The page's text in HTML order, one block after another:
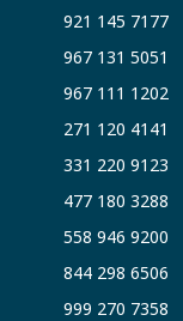
921 145 7177
967 131 5051
967 111 1202
271 120 4141
331 220 9123
477 180 3288
558 946 9200
844 298 6506
999 270 7358